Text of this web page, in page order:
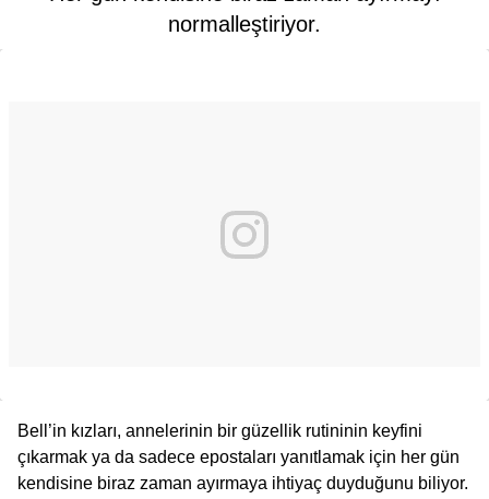
normalleştiriyor.
Bell’in kızları, annelerinin bir güzellik rutininin keyfini
çıkarmak ya da sadece epostaları yanıtlamak için her gün
kendisine biraz zaman ayırmaya ihtiyaç duyduğunu biliyor.